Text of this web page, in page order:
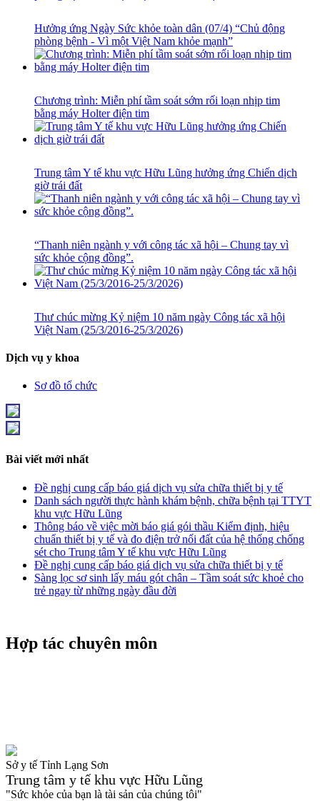
Hưởng ứng Ngày Sức khỏe toàn dân (07/4) “Chủ động
phòng bệnh - Vì một Việt Nam khỏe mạnh”
Chương trình: Miễn phí tầm soát sớm rối loạn nhịp tim
bằng máy Holter điện tim
Trung tâm Y tế khu vực Hữu Lũng hưởng ứng Chiến dịch
giờ trái đất
“Thanh niên ngành y với công tác xã hội – Chung tay vì
sức khỏe cộng đồng”.
Thư chúc mừng Kỷ niệm 10 năm ngày Công tác xã hội
Việt Nam (25/3/2016-25/3/2026)
Dịch vụ y khoa
Sơ đồ tổ chức
Bài viết mới nhất
Đề nghị cung cấp báo giá dịch vụ sửa chữa thiết bị y tế
Danh sách người thực hành khám bệnh, chữa bệnh tại TTYT
khu vực Hữu Lũng
Thông báo về việc mời báo giá gói thầu Kiểm định, hiệu
chuẩn thiết bị y tế và đo điện trở nối đất của hệ thống chống
sét cho Trung tâm Y tế khu vực Hữu Lũng
Đề nghị cung cấp báo giá dịch vụ sửa chữa thiết bị y tế
Sàng lọc sơ sinh lấy máu gót chân – Tầm soát sức khoẻ cho
trẻ ngay từ những ngày đầu đời
Hợp tác chuyên môn
Sở y tế Tỉnh Lạng Sơn
Trung tâm y tế khu vực Hữu Lũng
"Sức khỏe của bạn là tài sản của chúng tôi"